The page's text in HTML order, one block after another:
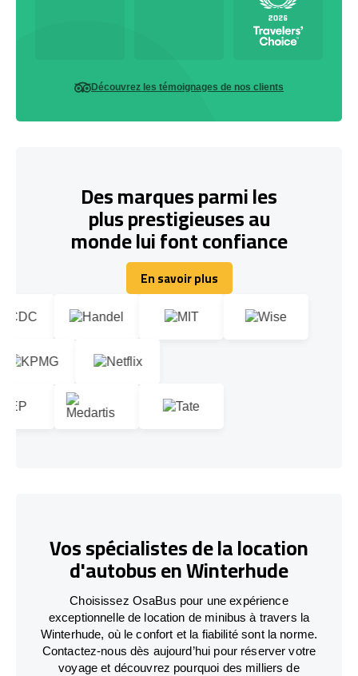
Découvrez les témoignages de nos clients
Des marques parmi les
plus prestigieuses au
monde lui font confiance
En savoir plus
En savoir plus
Vos spécialistes de la location
d'autobus en Winterhude
Choisissez OsaBus pour une expérience
exceptionnelle de location de minibus à travers la
Winterhude, où le confort et la fiabilité sont la norme.
Contactez-nous dès aujourd’hui pour réserver votre
voyage et découvrez pourquoi des milliers de